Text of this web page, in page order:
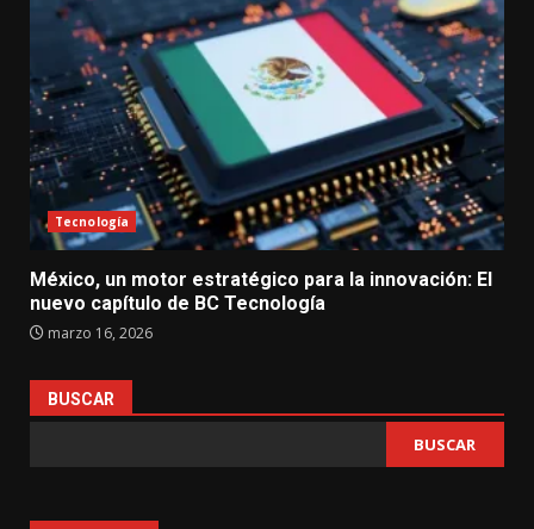
Tecnología
México, un motor estratégico para la innovación: El
nuevo capítulo de BC Tecnología
marzo 16, 2026
BUSCAR
BUSCAR